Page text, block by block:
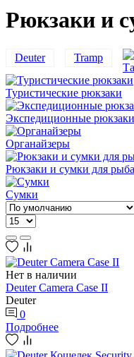
Рюкзаки и
Deuter
Tramp
Туристические рюкзаки
Экспедиционные рюкзаки
Органайзеры
Рюкзаки и сумки для
Сумки
Нет в наличии
Deuter Camera Case II
Deuter
0
Подробнее